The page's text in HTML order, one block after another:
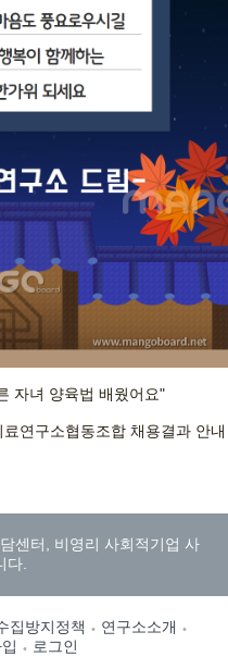
자녀 양육법 배웠어요"
연구소협동조합 채용결과 안내
센터, 비영리 사회적기업 사
다.
집방지정책
연구소소개
로그인